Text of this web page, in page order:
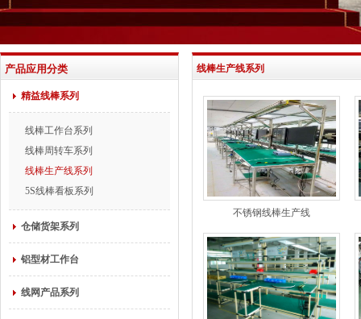
产品应用分类
精益线棒系列
线棒工作台系列
线棒周转车系列
线棒生产线系列
5S线棒看板系列
仓储货架系列
铝型材工作台
线网产品系列
线棒生产线系列
不锈钢线棒生产线